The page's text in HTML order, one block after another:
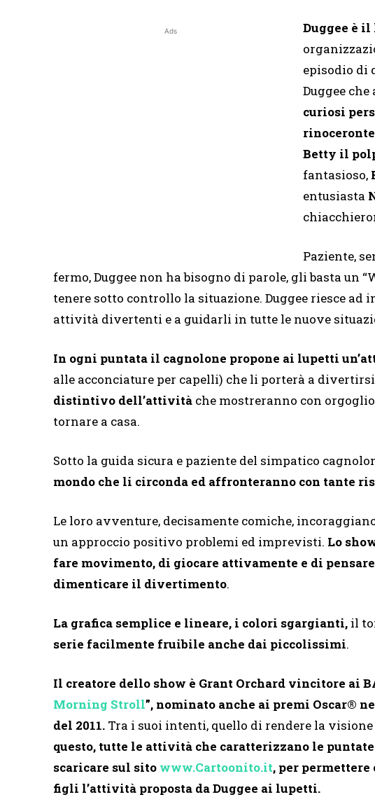
Ads Duggee è
episodio di
Duggee che
curiosi
Betty il
fantasioso,
entusiasta
Paziente,
fermo, Duggee non ha bisogno di parole, gli basta un
tenere sotto controllo la situazione. Duggee riesce
attività divertenti e a guidarli in tutte le nuove
In ogni puntata il cagnolone propone ai lupetti
alle acconciature per capelli) che li porterà a
distintivo dell’attività che mostreranno con
tornare a casa.
Sotto la guida sicura e paziente del simpatico
mondo che li circonda ed affronteranno con tante
Le loro avventure, decisamente comiche,
un approccio positivo problemi ed imprevisti. Lo
fare movimento, di giocare attivamente e di
dimenticare il divertimento.
La grafica semplice e lineare, i colori sgargianti, il
serie facilmente fruibile anche dai piccolissimi.
Il creatore dello show è Grant Orchard vincitore ai
Morning Stroll”, nominato anche ai premi Oscar®
del 2011. Tra i suoi intenti, quello di rendere la
questo, tutte le attività che caratterizzano le
scaricare sul sito www.Cartoonito.it, per
figli l’attività proposta da Duggee ai lupetti.